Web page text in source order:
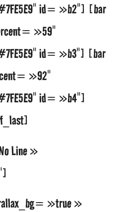
id= »b2″] [bar
»59″
id= »b3″] [bar
»92″
id= »b4″]
Line »
»true »